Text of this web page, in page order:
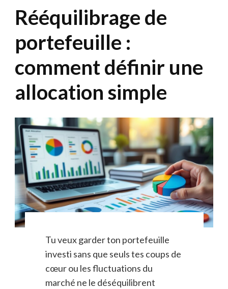
Rééquilibrage de
portefeuille :
comment définir une
allocation simple
Tu veux garder ton portefeuille
investi sans que seuls tes coups de
cœur ou les fluctuations du
marché ne le déséquilibrent